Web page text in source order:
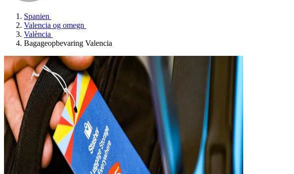
Spanien
Valencia og omegn
València
Bagageopbevaring Valencia